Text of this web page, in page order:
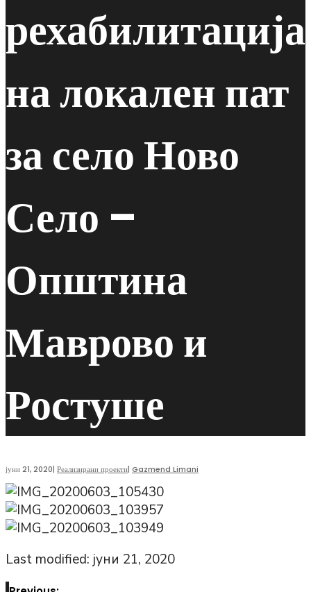
рехабилитација
на локален пат
за село Ново
Село –
Општина
Маврово и
Ростуше
јуни 21, 2020| Реализирани проекти| Gazmend Limani
Last modified: јуни 21, 2020